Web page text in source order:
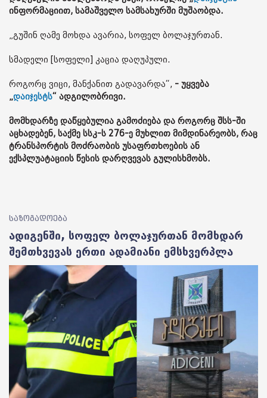
ინფორმაციით, სამაშველო სამსახურში მუშაობდა.
„გუშინ ღამე მოხდა ავარია, სოფელ ბოლაჯურთან.
სმადელი [სოფელი] კაცია დაღუპული.
როგორც ვიცი, მანქანით გადავარდა“, - უყვება
„დაიჯესტს“ ადგილობრივი.
მომხდარზე დაწყებულია გამოძიება და როგორც შსს-ში
აცხადებენ, საქმე სსკ-ს 276-ე მუხლით მიმდინარეობს, რაც
ტრანსპორტის მოძრაობის უსაფრთხოების ან
ექსპლუატაციის წესის დარღვევას გულისხმობს.
საზოგადოება
ადიგენში, სოფელ ბოლაჯურთან მომხდარ
შემთხვევას ერთი ადამიანი ემსხვერპლა